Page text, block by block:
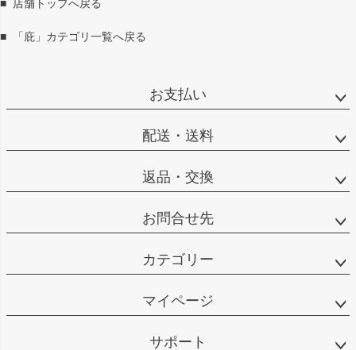
■ 店舗トップへ戻る
■ 「庇」カテゴリ一覧へ戻る
お支払い
配送・送料
返品・交換
お問合せ先
カテゴリー
マイページ
サポート